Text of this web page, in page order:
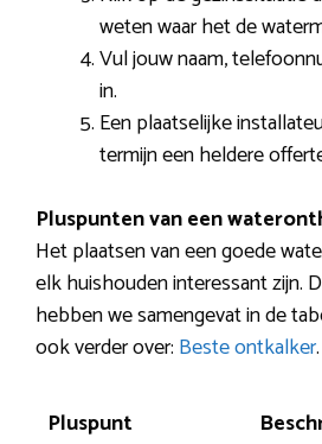
weten waar het de
Vul jouw naam,
in.
Een plaatselijke
termijn een heldere
Pluspunten van een
Het plaatsen van een goede
elk huishouden interessant zijn.
hebben we samengevat in de
ook verder over: Beste ontkalker.
Pluspunt